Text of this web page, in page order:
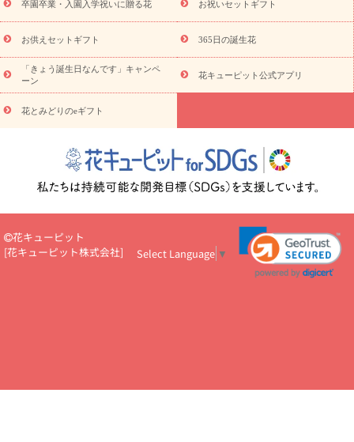
キューピットのeGfit
カラー ピンク イエローオレンジ
レッ
ド
お花の種類 トルコキキョウ
お祝い お祝い・3000円～ お祝い・4000円～
お祝い・
5000円～
お祝い・7000円～ お祝い・ 10000円～
お供え・お
悔やみ
円～
お供え・お悔やみ・
読み物
いのマナー
定年退職祝いのマナー
お祝いを贈るときのマナー・
花キューピットのお祝いコラム一覧
誕生日のお花を「色
彩心理学」で選ぶ方法
結婚祝いの予算相場
出産祝いお役立ち情
ール
新築引っ越し祝いコラム お祝い花のマナー総まとめ
職
場上司や先輩へ贈るお祝い花の正解は？
開店祝いの花 選び方ガイ
あり)
花キューピット×専門家
CO2排出量削減 / SDGsを考える
卒園卒業・入園入学祝いに贈る花 お祝いセットギフト
お供えセットギフト 365日の誕生花
「きょう誕生日なんです」キャンペ
ーン
花キューピット公式アプリ
花とみどりのeギフト
花キューピット
[花キューピット株式会社] Select Language ▼